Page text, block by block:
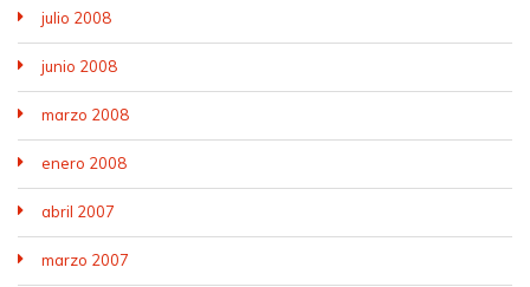
julio 2008
junio 2008
marzo 2008
enero 2008
abril 2007
marzo 2007